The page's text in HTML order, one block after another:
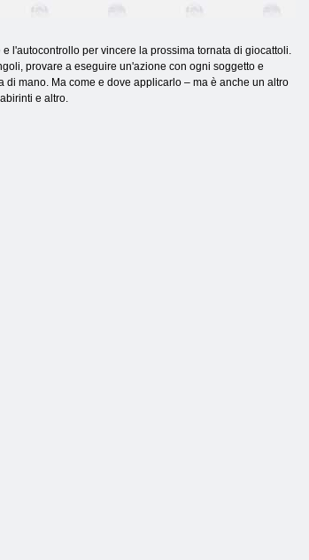
l'autocontrollo per vincere la prossima tornata di giocattoli.
provare a eseguire un'azione con ogni soggetto e
mano. Ma come e dove applicarlo – ma è anche un altro
e altro.